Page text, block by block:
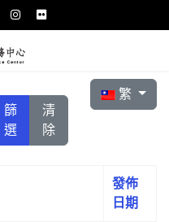
選擇你的語言
繁
篩
選
清
除
發佈
日期